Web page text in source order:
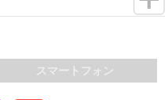
スマートフォン